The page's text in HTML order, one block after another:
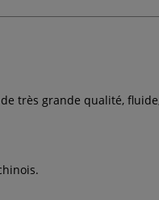
très grande qualité,